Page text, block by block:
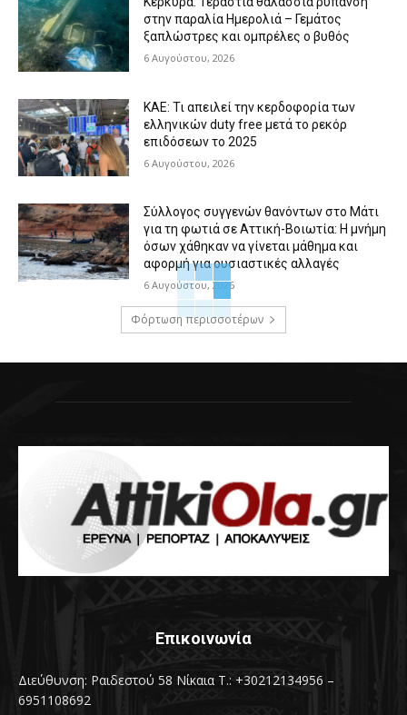
στην παραλία Ημερολιά – Γεμάτος
ξαπλώστρες και ομπρέλες ο βυθός
6 Αυγούστου, 2026
ΚΑΕ: Τι απειλεί την κερδοφορία των
ελληνικών duty free μετά το ρεκόρ
επιδόσεων το 2025
6 Αυγούστου, 2026
Σύλλογος συγγενών θανόντων στο Μάτι
για τη φωτιά σε Αττική-Βοιωτία: Η μνήμη
όσων χάθηκαν να γίνεται μάθημα και
αφορμή για ουσιαστικές αλλαγές
6 Αυγούστου, 2026
Φόρτωση περισσοτέρων
Επικοινωνία
Διεύθυνση: Ραιδεστού 58 Νίκαια Τ.: +30212134956 –
6951108692